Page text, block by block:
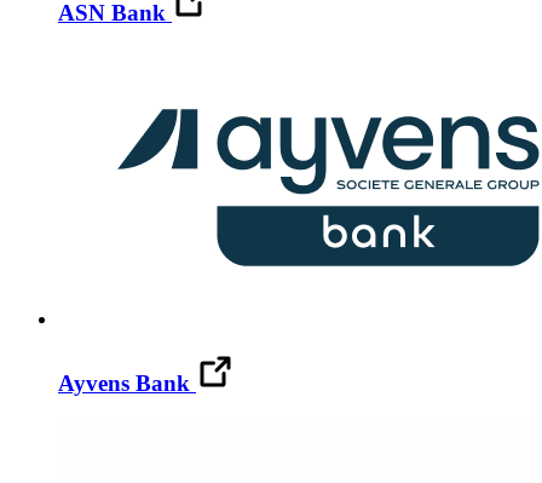
ASN Bank
Ayvens Bank